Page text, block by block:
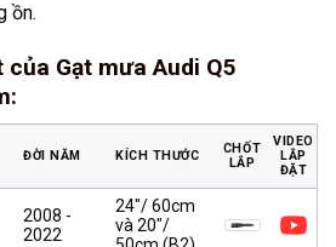
ồn.
Gạt mưa Audi Q5
:
ĐỜI NĂM KÍCH THƯỚC
CHỐT
LẮP
VIDEO
LẮP
ĐẶT
2008 -
2022
24″/ 60cm
và 20″/